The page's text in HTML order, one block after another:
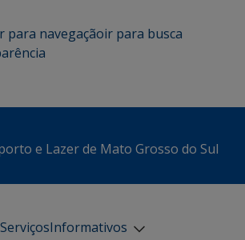
para navegaçãoir para busca
e Lazer de Mato Grosso do Sul
ServiçosInformativos